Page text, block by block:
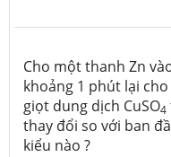
Cho một thanh Zn
khoảng 1 phút lại
giọt dung dịch CuSO4
thay đổi so với ban
kiểu nào ?